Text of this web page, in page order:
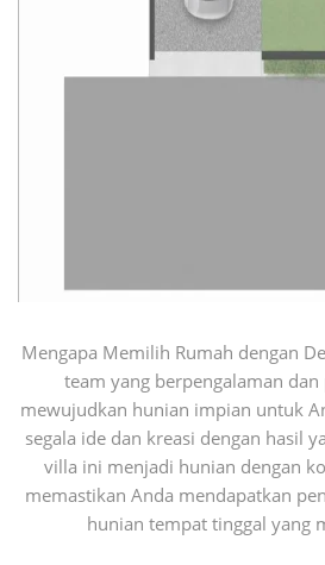
Mengapa Memilih Rumah dengan
team yang berpengalaman
mewujudkan hunian impian untuk
segala ide dan kreasi dengan hasil
villa ini menjadi hunian dengan
memastikan Anda mendapatkan
hunian tempat tinggal yang